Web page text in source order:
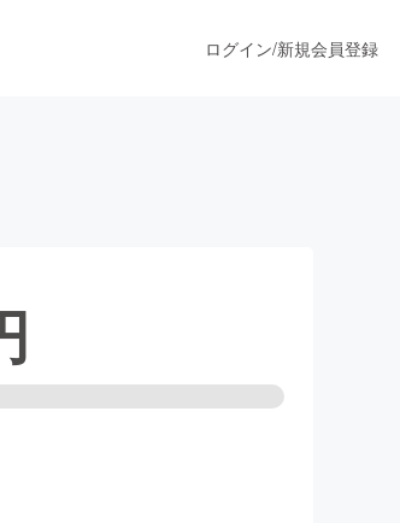
ファッション
ログイン/新規会員登録